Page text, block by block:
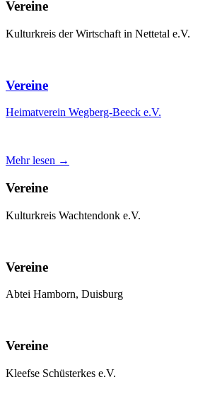
Vereine
Kulturkreis der Wirtschaft in Nettetal e.V.
Vereine
Heimatverein Wegberg-Beeck e.V.
Mehr lesen →
Vereine
Kulturkreis Wachtendonk e.V.
Vereine
Abtei Hamborn, Duisburg
Vereine
Kleefse Schüsterkes e.V.